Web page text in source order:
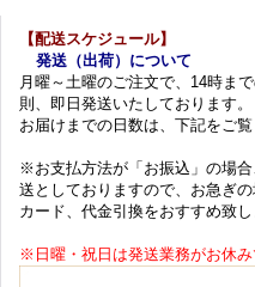
【配送スケジュール】
発送（出荷）について
月曜～土曜のご注文で、14時ま
則、即日発送いたしております。
お届けまでの日数は、下記をご覧
※お支払方法が「お振込」の場
送としておりますので、お急ぎ
カード、代金引換をおすすめ致し
※日曜・祝日は発送業務がお休み